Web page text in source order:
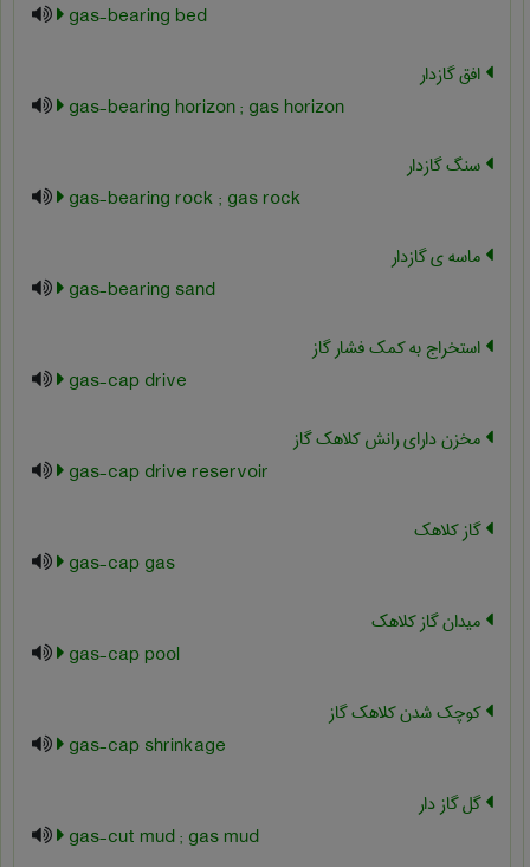
gas-bearing bed
افق گازدار
gas-bearing horizon ; gas horizon
سنگ گازدار
gas-bearing rock ; gas rock
ماسه ی گازدار
gas-bearing sand
استخراج به کمک فشار گاز
gas-cap drive
مخزن دارای رانش کلاهک گاز
gas-cap drive reservoir
گاز کلاهک
gas-cap gas
میدان گاز کلاهک
gas-cap pool
کوچک شدن کلاهک گاز
gas-cap shrinkage
گل گاز دار
gas-cut mud ; gas mud